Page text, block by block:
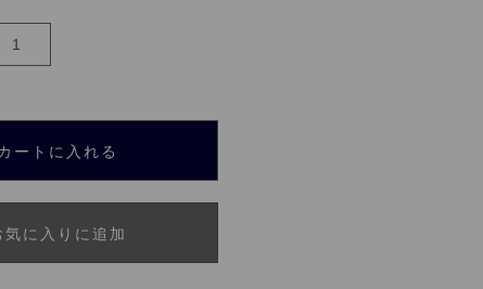
カートに入れる
気に入りに追加